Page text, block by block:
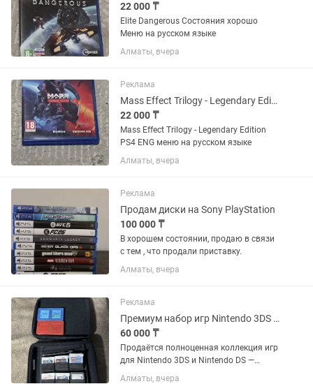
22 000 ₸
Elite Dangerous Состояния хорошо
Меню на русском языке
Алматы, вчера
Реклама
Mass Effect Trilogy - Legendary Edition PS4 ENG
22 000 ₸
Mass Effect Trilogy - Legendary Edition
PS4 ENG меню на русском языке
Алматы, вчера
Реклама
Продам диски на Sony PlayStation
100 000 ₸
В хорошем состоянии, продаю в связи
с тем , что продали приставку.
Алматы, вчера
Реклама
Премиум набор игр Nintendo 3DS / DS 23 игры фирменный чехол
60 000 ₸
Продаётся полноценная коллекция игр
для Nintendo 3DS и Nintendo DS —
отличный вариант для тех, кто хочет
сразу получить большой набор без
Алматы, вчера